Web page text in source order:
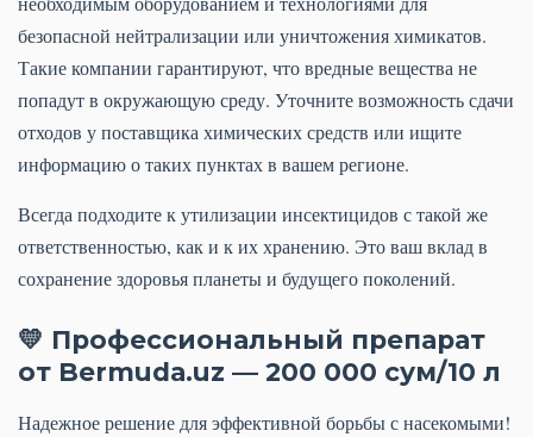
безопасной нейтрализации или уничтожения химикатов.
Такие компании гарантируют, что вредные вещества не
попадут в окружающую среду. Уточните возможность сдачи
отходов у поставщика химических средств или ищите
информацию о таких пунктах в вашем регионе.
Всегда подходите к утилизации инсектицидов с такой же
ответственностью, как и к их хранению. Это ваш вклад в
сохранение здоровья планеты и будущего поколений.
💛 Профессиональный препарат
от Bermuda.uz — 200 000 сум/10 л
Надежное решение для эффективной борьбы с насекомыми!